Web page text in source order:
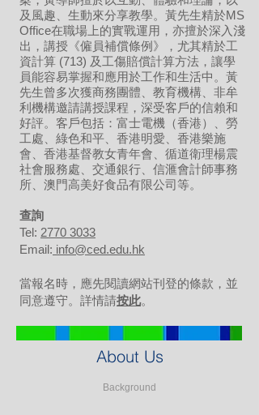
及風趣、生動來分享教學。黃先生精於MS
Office在職場上的實戰運用，亦擅於深入淺
出，講授《僱員補償條例》，尤其精於工
資計算 (713) 及工傷賠償計算方法，讓學
員能容易掌握和應用於工作和生活中。黃
先生曾多次獲商務團體、教育機構、非牟
利機構邀請講授課程，深受客戶的信賴和
好評。客戶包括：富士電機（香港）、勞
工處、綠色和平、香港明愛、香港樂施
會、香港基督教女青年會、循道衛理楊震
社會服務處、交通銀行、信滙會計師事務
所、澳門高美好食品有限公司等。
​查詢
Tel: 2770 3033
Email: info@ced.edu.hk
當報名時，應先閱讀網站刊登的條款，並
同意遵守。詳情請按此。
About Us
Background